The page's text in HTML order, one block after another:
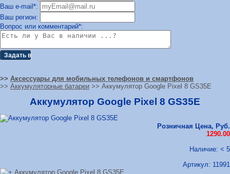
Ваш e-mail*:
Ваш регион:
Вопрос или комментарий*:
>> Аксессуары для мобильных телефонов и смартфонов
>> Аккумуляторные батареи >> Аккумулятор Google Pixel 8 GS35E
Аккумулятор Google Pixel 8 GS35E
Розничная Цена, Руб.
1290.00
Наличие: < 5
Артикул: 11991